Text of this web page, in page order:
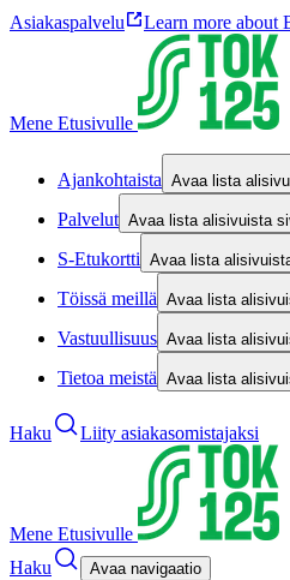
Asiakaspalvelu Learn more about
Mene Etusivulle
Ajankohtaista Avaa lista
Palvelut Avaa lista alisivuista
S-Etukortti Avaa lista
Töissä meillä Avaa lista
Vastuullisuus Avaa lista
Tietoa meistä Avaa lista
Haku Liity asiakasomistajaksi
Mene Etusivulle
Haku
Avaa navigaatio